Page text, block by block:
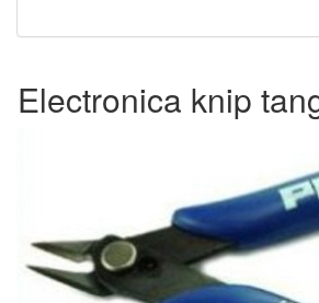
Electronica knip